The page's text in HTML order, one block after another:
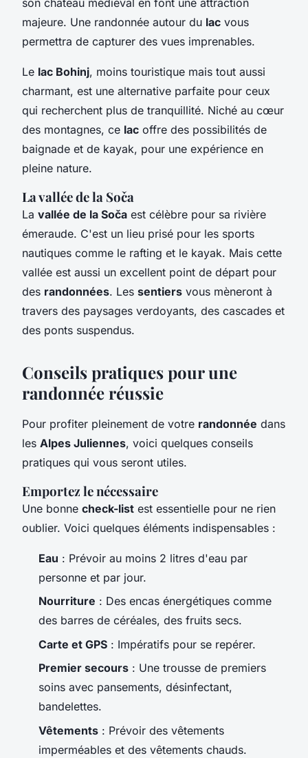
majeure. Une randonnée autour du lac vous
permettra de capturer des vues imprenables.
Le lac Bohinj, moins touristique mais tout aussi
charmant, est une alternative parfaite pour ceux
qui recherchent plus de tranquillité. Niché au cœur
des montagnes, ce lac offre des possibilités de
baignade et de kayak, pour une expérience en
pleine nature.
La vallée de la Soča
La vallée de la Soča est célèbre pour sa rivière
émeraude. C'est un lieu prisé pour les sports
nautiques comme le rafting et le kayak. Mais cette
vallée est aussi un excellent point de départ pour
des randonnées. Les sentiers vous mèneront à
travers des paysages verdoyants, des cascades et
des ponts suspendus.
Conseils pratiques pour une
randonnée réussie
Pour profiter pleinement de votre randonnée dans
les Alpes Juliennes, voici quelques conseils
pratiques qui vous seront utiles.
Emportez le nécessaire
Une bonne check-list est essentielle pour ne rien
oublier. Voici quelques éléments indispensables :
Eau : Prévoir au moins 2 litres d'eau par
personne et par jour.
Nourriture : Des encas énergétiques comme
des barres de céréales, des fruits secs.
Carte et GPS : Impératifs pour se repérer.
Premier secours : Une trousse de premiers
soins avec pansements, désinfectant,
bandelettes.
Vêtements : Prévoir des vêtements
imperméables et des vêtements chauds.